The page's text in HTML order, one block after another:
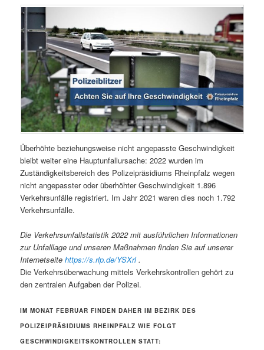
Überhöhte beziehungsweise nicht angepasste Geschwindigkeit
bleibt weiter eine Hauptunfallursache: 2022 wurden im
Zuständigkeitsbereich des Polizeipräsidiums Rheinpfalz wegen
nicht angepasster oder überhöhter Geschwindigkeit 1.896
Verkehrsunfälle registriert. Im Jahr 2021 waren dies noch 1.792
Verkehrsunfälle.
Die Verkehrsunfallstatistik 2022 mit ausführlichen Informationen
zur Unfalllage und unseren Maßnahmen finden Sie auf unserer
Internetseitehttps://s.rlp.de/YSXrl.
Die Verkehrsüberwachung mittels Verkehrskontrollen gehört zu
den zentralen Aufgaben der Polizei.
IM MONAT FEBRUAR FINDEN DAHER IM BEZIRK DES
POLIZEIPRÄSIDIUMS RHEINPFALZ WIE FOLGT
GESCHWINDIGKEITSKONTROLLEN STATT: